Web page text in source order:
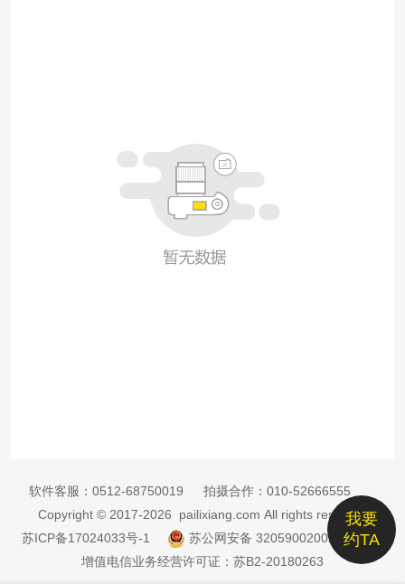
我要
约TA
软件客服： 0512-68750019 拍摄合作： 010-52666555
Copyright © 2017-2026 pailixiang.com All rights reserved
苏ICP备17024033号-1
苏公网安备 32059002002885号
增值电信业务经营许可证：苏B2-20180263